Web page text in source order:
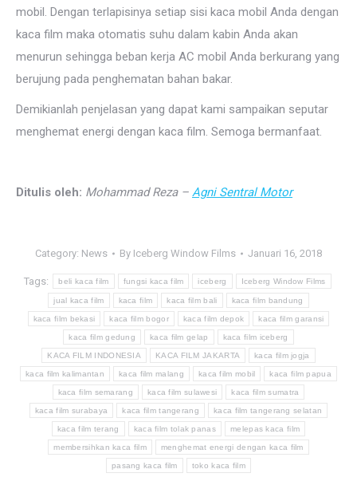
mobil. Dengan terlapisinya setiap sisi kaca mobil Anda dengan
kaca film maka otomatis suhu dalam kabin Anda akan
menurun sehingga beban kerja AC mobil Anda berkurang yang
berujung pada penghematan bahan bakar.
Demikianlah penjelasan yang dapat kami sampaikan seputar
menghemat energi dengan kaca film. Semoga bermanfaat.
Ditulis oleh: Mohammad Reza – Agni Sentral Motor
Category: News By Iceberg Window Films Januari 16, 2018
Tags: beli kaca film fungsi kaca film iceberg Iceberg Window Films
jual kaca film kaca film kaca film bali kaca film bandung
kaca film bekasi kaca film bogor kaca film depok kaca film garansi
kaca film gedung kaca film gelap kaca film iceberg
KACA FILM INDONESIA KACA FILM JAKARTA kaca film jogja
kaca film kalimantan kaca film malang kaca film mobil kaca film papua
kaca film semarang kaca film sulawesi kaca film sumatra
kaca film surabaya kaca film tangerang kaca film tangerang selatan
kaca film terang kaca film tolak panas melepas kaca film
membersihkan kaca film menghemat energi dengan kaca film
pasang kaca film toko kaca film